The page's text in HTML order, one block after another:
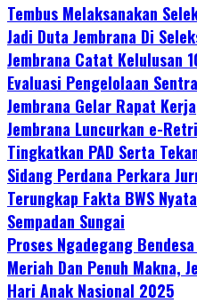
Tembus Melaksanakan
Jadi Duta Jembrana Di
Jembrana Catat Kelulusan
Evaluasi Pengelolaan
Jembrana Gelar Rapat Kerja
Jembrana Luncurkan e-
Tingkatkan PAD Serta
Sidang Perdana Perkara
Terungkap Fakta BWS
Sempadan Sungai
Proses Ngadegang
Meriah Dan Penuh Makna,
Hari Anak Nasional 2025